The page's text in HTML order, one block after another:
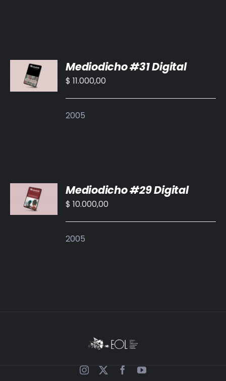
AL
CARRITO
/
Mediodicho #31 Digital
$ 11.000,00
2005
AL
CARRITO
/
Mediodicho #29 Digital
$ 10.000,00
2005